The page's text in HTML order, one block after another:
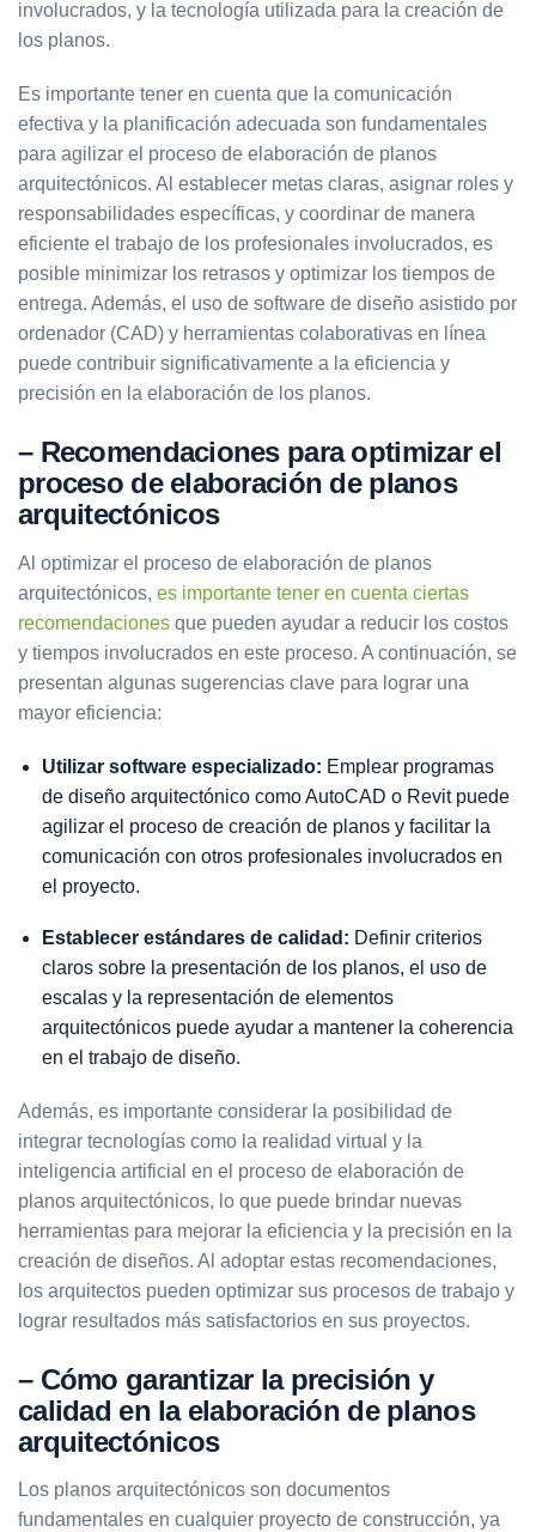
involucrados, y la tecnología utilizada para la creación de
los planos.
Es importante tener en cuenta que la comunicación
efectiva y la planificación adecuada son fundamentales
para agilizar el proceso de elaboración de planos
arquitectónicos. Al establecer metas claras, asignar roles y
responsabilidades específicas, y coordinar de manera
eficiente el trabajo de los profesionales involucrados, es
posible minimizar los retrasos y optimizar los tiempos de
entrega. Además, el uso de software de diseño asistido por
ordenador (CAD) y herramientas colaborativas en línea
puede contribuir significativamente a la eficiencia y
precisión en la elaboración de los planos.
– Recomendaciones para optimizar el
proceso de elaboración de planos
arquitectónicos
Al optimizar el proceso de elaboración de planos
arquitectónicos, es importante tener en cuenta ciertas
recomendaciones que pueden ayudar a reducir los costos
y tiempos involucrados en este proceso. A continuación, se
presentan algunas sugerencias clave para lograr una
mayor eficiencia:
Utilizar software especializado: Emplear programas
de diseño arquitectónico como AutoCAD o Revit puede
agilizar el proceso de creación de planos y facilitar la
comunicación con otros profesionales involucrados en
el proyecto.
Establecer estándares de calidad: Definir criterios
claros sobre la presentación de los planos, el uso de
escalas y la representación de elementos
arquitectónicos puede ayudar a mantener la coherencia
en el trabajo de diseño.
Además, es importante considerar la posibilidad de
integrar tecnologías como la realidad virtual y la
inteligencia artificial en el proceso de elaboración de
planos arquitectónicos, lo que puede brindar nuevas
herramientas para mejorar la eficiencia y la precisión en la
creación de diseños. Al adoptar estas recomendaciones,
los arquitectos pueden optimizar sus procesos de trabajo y
lograr resultados más satisfactorios en sus proyectos.
– Cómo garantizar la precisión y
calidad en la elaboración de planos
arquitectónicos
Los planos arquitectónicos son documentos
fundamentales en cualquier proyecto de construcción, ya